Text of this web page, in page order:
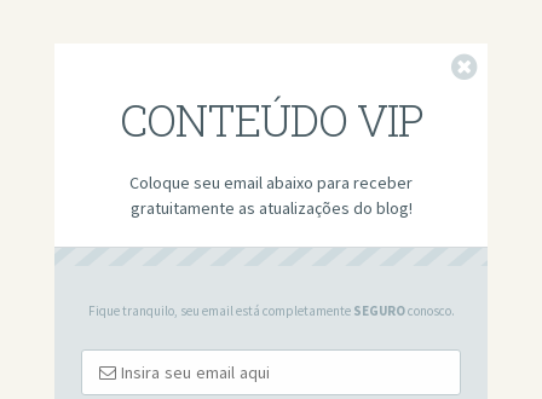
CONTEÚDO VIP
Coloque seu email abaixo para receber
gratuitamente as atualizações do blog!
Fique tranquilo, seu email está completamente SEGUROconosco.